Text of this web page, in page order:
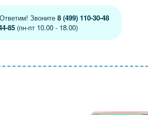
Звоните 8 (499) 110-30-48
85(пн-пт 10.00 - 18.00)